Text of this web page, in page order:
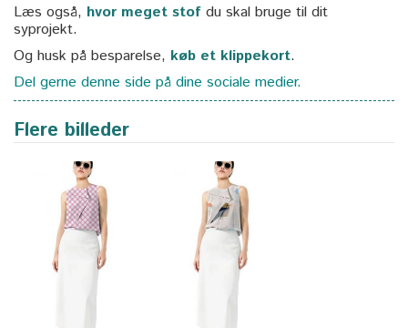
Læs også, hvor meget stof du skal bruge til dit
syprojekt.
Og husk på besparelse, køb et klippekort.
Del gerne denne side på dine sociale medier.
Flere billeder